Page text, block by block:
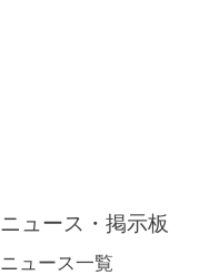
ニュース・掲示板
ニュース一覧